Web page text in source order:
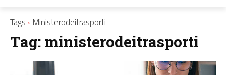
Tags Ministerodeitrasporti
Tag: ministerodeitrasporti